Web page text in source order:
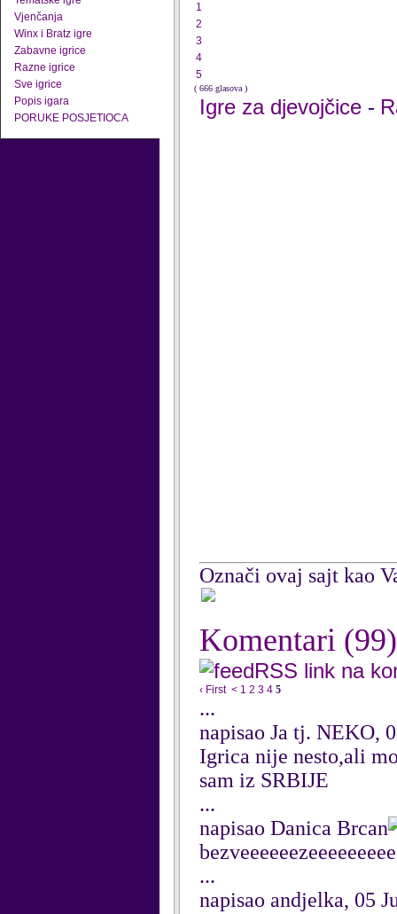
Vjenčanja
Winx i Bratz igre
Zabavne igrice
Razne igrice
Sve igrice
Popis igara
PORUKE POSJETIOCA
1
2
3
4
5
( 666 glasova )
Igre za djevojčice -
Označi ovaj sajt kao
Komentari (99)
RSS link na
‹ First < 1 2 3 4 5
...
napisao Ja tj. NEKO,
Igrica nije nesto,ali
sam iz SRBIJE
...
napisao Danica Brcan
...
napisao andjelka, 05